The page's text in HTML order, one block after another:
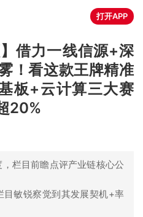
打开APP
借力一线信源+深
！看这款王牌精准
板+云计算三大赛
20%
栏目前瞻点评产业链核心公
敏锐察觉到其发展契机+率